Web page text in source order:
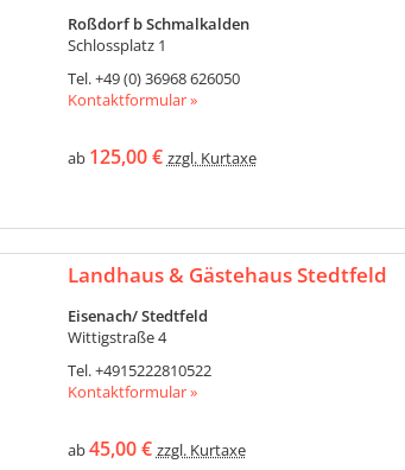
Roßdorf b Schmalkalden
Schlossplatz 1
Tel.+49 (0) 36968 626050
Kontaktformular »
ab 125,00 € zzgl. Kurtaxe
Landhaus & Gästehaus Stedtfeld
Eisenach/ Stedtfeld
Wittigstraße 4
Tel.+4915222810522
Kontaktformular »
ab45,00 € zzgl. Kurtaxe